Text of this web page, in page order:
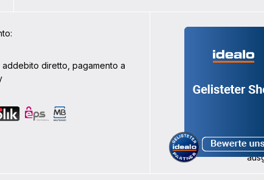
diretto, pagamento a